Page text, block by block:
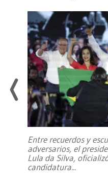
Entre recuerdos y
adversarios, el
Lula da Silva,
candidatura...